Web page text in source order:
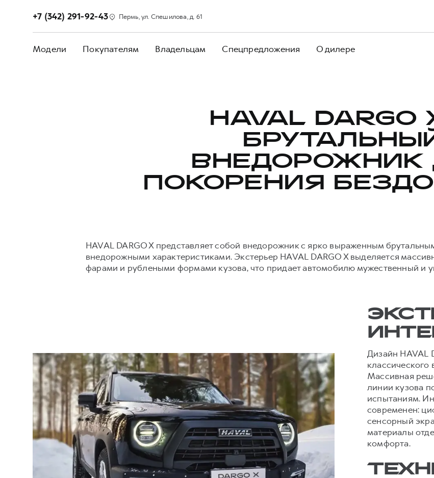
+7 (342) 291-92-43 Пермь, ул. Спешилова, д. 61
Модели Покупателям Владельцам Спецпредложения О дилере
HAVAL DARGO
ВНЕДОРОЖНИК
ПОКОРЕНИЯ
HAVAL DARGO X представляет собой внедорожник с ярко выраженным
внедорожными характеристиками. Экстерьер HAVAL DARGO X выделяется
фарами и рублеными формами кузова, что придает автомобилю мужественный и
Дизайн HAVAL
Массивная
линии кузова
испытаниям.
современен:
сенсорный
материалы
комфорта.